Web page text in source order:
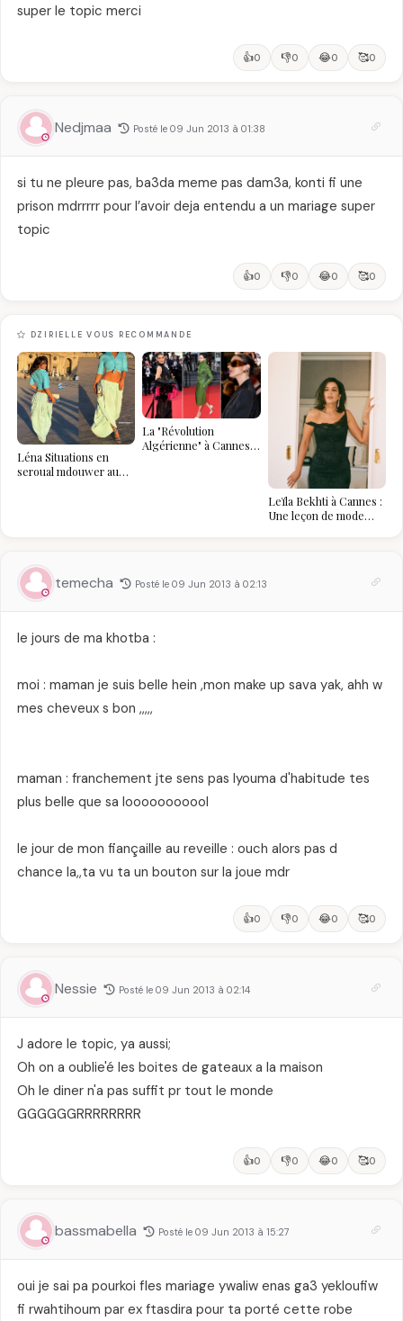
super le topic merci
👍0 👎0 😂0 🥰0
Nedjmaa Posté le 09 Jun 2013 à 01:38
si tu ne pleure pas, ba3da meme pas dam3a, konti fi une
prison mdrrrrr pour l’avoir deja entendu a un mariage super
topic
👍0 👎0 😂0 🥰0
DZIRIELLE VOUS RECOMMANDE
Léna Situations en
seroual mdouwer au
La "Révolution
Algérienne" à Cannes
Leïla Bekhti à Cannes :
Une leçon de mode
temecha Posté le 09 Jun 2013 à 02:13
le jours de ma khotba :
moi : maman je suis belle hein ,mon make up sava yak, ahh w
mes cheveux s bon ,,,,,
maman : franchement jte sens pas lyouma d'habitude tes
plus belle que sa looooooooool
le jour de mon fiançaille au reveille : ouch alors pas d
chance la,,ta vu ta un bouton sur la joue mdr
👍0 👎0 😂0 🥰0
Nessie Posté le 09 Jun 2013 à 02:14
J adore le topic, ya aussi;
Oh on a oublie'é les boites de gateaux a la maison
Oh le diner n'a pas suffit pr tout le monde
GGGGGGRRRRRRRR
👍0 👎0 😂0 🥰0
bassmabella Posté le 09 Jun 2013 à 15:27
oui je sai pa pourkoi fles mariage ywaliw enas ga3 yekloufiw
fi rwahtihoum par ex ftasdira pour ta porté cette robe